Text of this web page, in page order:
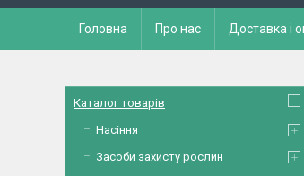
Головна Про нас Доставка і
Каталог товарів
Насіння
Засоби захисту рослин